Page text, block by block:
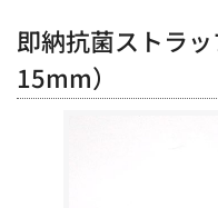
即納抗菌ストラ
15mm）